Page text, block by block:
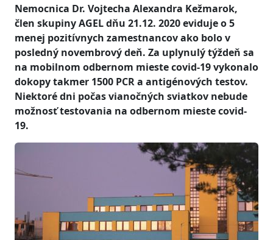
Nemocnica Dr. Vojtecha Alexandra Kežmarok,
člen skupiny AGEL dňu 21.12. 2020 eviduje o 5
menej pozitívnych zamestnancov ako bolo v
posledný novembrový deň. Za uplynulý týždeň sa
na mobilnom odbernom mieste covid-19 vykonalo
dokopy takmer 1500 PCR a antigénových testov.
Niektoré dni počas vianočných sviatkov nebude
možnosť testovania na odbernom mieste covid-
19.